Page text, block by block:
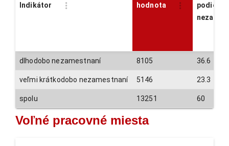
Indikátor hodnota
podiel z
dlhodobo nezamestnaní 8105 36.6
veľmi krátkodobo nezamestnaní 5146 23.3
spolu 13251 60
Voľné pracovné miesta